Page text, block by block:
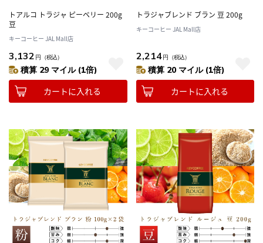
トアルコ トラジャ ピーベリー 200g
豆
キーコーヒー JAL Mall店
3,132 円 （税込）
積算 29 マイル (1倍)
カートに入れる
トラジャブレンド ブラン 豆 200g
キーコーヒー JAL Mall店
2,214円 （税込）
積算 20 マイル (1倍)
カートに入れる